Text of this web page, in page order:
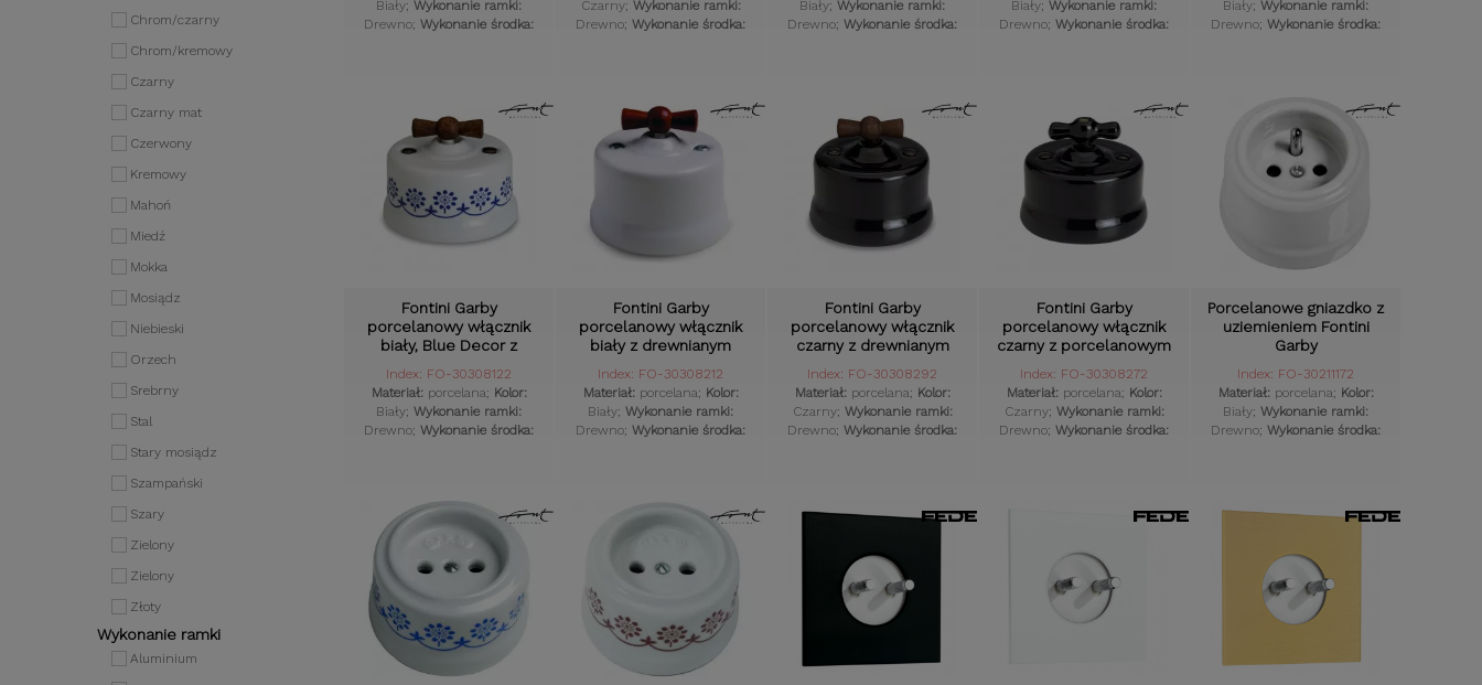
Chrom/czarny
Chrom/kremowy
Czarny
Czarny mat
Czerwony
Kremowy
Mahoń
Miedź
Mokka
Mosiądz
Niebieski
Orzech
Srebrny
Stal
Stary mosiądz
Szampański
Szary
Zielony
Zielony
Złoty
Wykonanie ramki
Aluminium
Biały; Wykonanie ramki:
Drewno; Wykonanie środka:
Czarny; Wykonanie ramki:
Drewno; Wykonanie środka:
Biały; Wykonanie ramki:
Drewno; Wykonanie środka:
Biały; Wykonanie ramki:
Drewno; Wykonanie środka:
Biały; Wykonanie ramki:
Drewno; Wykonanie środka:
Fontini Garby
porcelanowy włącznik
biały, Blue Decor z
Index: FO-30308122
Materiał: porcelana; Kolor:
Biały; Wykonanie ramki:
Drewno; Wykonanie środka:
Fontini Garby
porcelanowy włącznik
biały z drewnianym
Index: FO-30308212
Materiał: porcelana; Kolor:
Biały; Wykonanie ramki:
Drewno; Wykonanie środka:
Fontini Garby
porcelanowy włącznik
czarny z drewnianym
Index: FO-30308292
Materiał: porcelana; Kolor:
Czarny; Wykonanie ramki:
Drewno; Wykonanie środka:
Fontini Garby
porcelanowy włącznik
czarny z porcelanowym
Index: FO-30308272
Materiał: porcelana; Kolor:
Czarny; Wykonanie ramki:
Drewno; Wykonanie środka:
Porcelanowe gniazdko z
uziemieniem Fontini
Garby
Index: FO-30211172
Materiał: porcelana; Kolor:
Biały; Wykonanie ramki:
Drewno; Wykonanie środka: